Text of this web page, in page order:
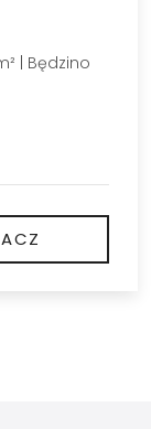
| Będzino